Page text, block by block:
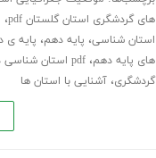
های گردشگری استان گلستان pdf
،
استان شناسی، پایه دهم، پایه ی
های پایه دهم،pdf استان شناسی دهم
گردشگری،آشنایی با استان ها